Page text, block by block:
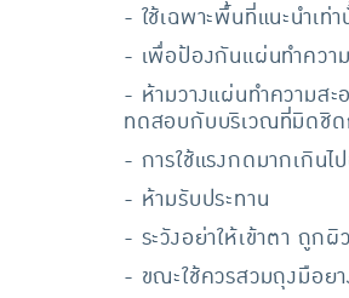
- ใช้เฉพาะพื้นที่แนะนำเท่า
- เพื่อป้องกันแผ่นทำควา
- ห้ามวางแผ่นทำความส
ทดสอบกับบริเวณที่มิดชิ
- การใช้แรงกดมากเกินไ
- ห้ามรับประทาน
- ระวังอย่าให้เข้าตา ถูก
- ขณะใช้ควรสวมถุงมือย